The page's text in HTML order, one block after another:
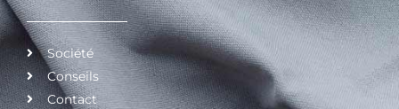
Société
Conseils
Contact